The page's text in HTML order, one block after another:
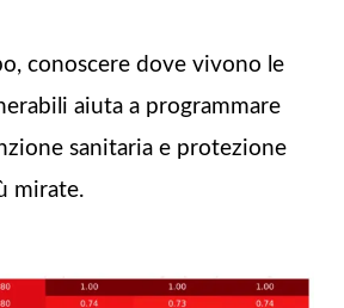
conoscere dove vivono le
aiuta a programmare
sanitaria e protezione
mirate.